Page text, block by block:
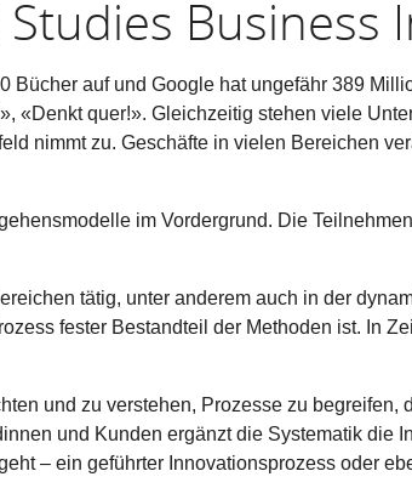
Business
Bücher auf und Google hat ungefähr 389
«Denkt quer!». Gleichzeitig stehen viele
nimmt zu. Geschäfte in vielen Bereichen
im Vordergrund. Die
tätig, unter anderem auch in der
fester Bestandteil der Methoden ist. In
und zu verstehen, Prozesse zu
und Kunden ergänzt die Systematik die
– ein geführter Innovationsprozess oder